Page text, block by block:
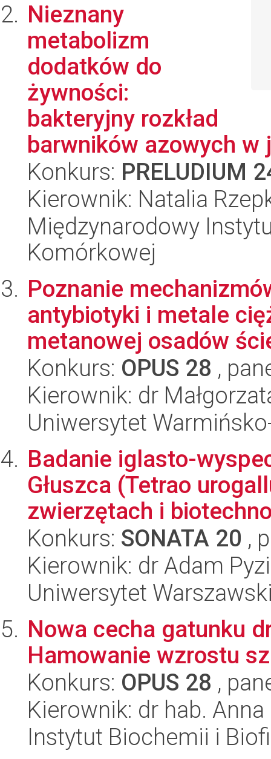
Nieznany
metabolizm
dodatków do
żywności:
bakteryjny rozkład
barwników azowych w
Konkurs: PRELUDIUM
Kierownik: Natalia
Międzynarodowy
Komórkowej
Poznanie
antybiotyki i metale
metanowej osadów
Konkurs: OPUS 28 ,
Kierownik: dr
Uniwersytet
Badanie iglasto-
Głuszca (Tetrao
zwierzętach i
Konkurs: SONATA 20 ,
Kierownik: dr Adam
Uniwersytet
Nowa cecha gatunku
Hamowanie wzrostu
Konkurs: OPUS 28 ,
Kierownik: dr hab. Anna
Instytut Biochemii i